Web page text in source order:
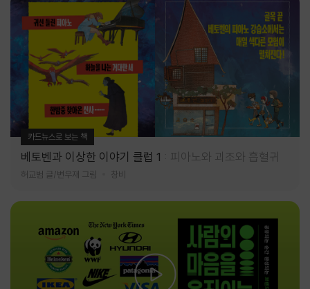
카드뉴스로 보는 책
베토벤과 이상한 이야기 클럽 1 피아노와 괴조와 흡혈귀
허교범 글/변우재 그림 창비